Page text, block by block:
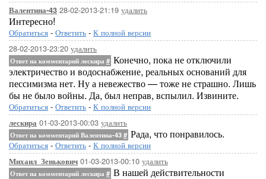
Валентина-43 28-02-2013-21:19 удалить
Интересно!
Обратиться - Ответить - К полной версии
28-02-2013-23:20 удалить
Ответ на комментарий лескира # Конечно, пока не отключили
электричество и водоснабжение, реальных оснований для
пессимизма нет. Ну а невежество — тоже не страшно. Лишь
бы не было войны. Да, был неправ, вспылил. Извините.
Обратиться - Ответить - К полной версии
лескира 01-03-2013-00:03 удалить
Ответ на комментарий Валентина-43 # Рада, что понравилось.
Обратиться - Ответить - К полной версии
Михаил_Зенькович 01-03-2013-00:10 удалить
Ответ на комментарий лескира # В нашей действительности